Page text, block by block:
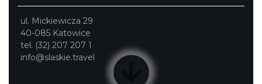
ul. Mickiewicza 29
40-085 Katowice
tel. (32) 207 207 1
info@slaskie.travel